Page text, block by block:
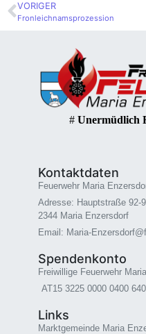
VORIGER
Fronleichnamsprozession
# Unermüdlich
Kontaktdaten
Feuerwehr Maria
Adresse: Hauptstraße 92-
2344 Maria Enzersdorf
Email: Maria-
Spendenkonto
Freiwillige Feuerwehr
AT15 3225 0000 0400
Links
Marktgemeinde Maria